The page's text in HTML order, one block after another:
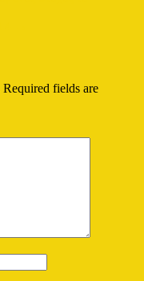
Required fields are